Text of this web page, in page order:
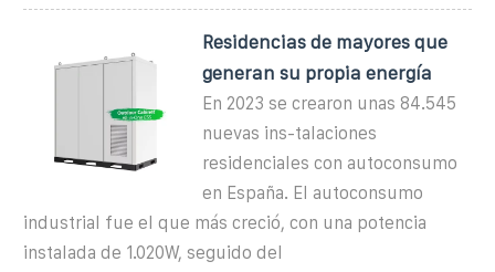
Residencias de mayores que
generan su propia energía
En 2023 se crearon unas 84.545
nuevas ins-talaciones
residenciales con autoconsumo
en España. El autoconsumo
industrial fue el que más creció, con una potencia
instalada de 1.020W, seguido del